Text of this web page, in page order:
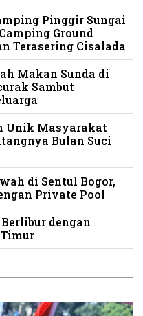
Pinggir Sungai
Ground
Terasering Cisalada
Makan Sunda di
Sambut
Unik Masyarakat
Bulan Suci
di Sentul Bogor,
Private Pool
dengan